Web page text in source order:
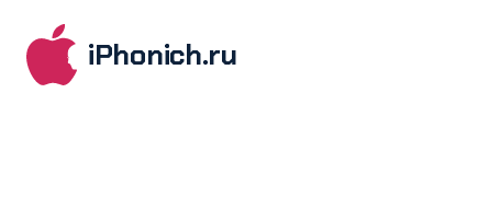
iPhonich.ru